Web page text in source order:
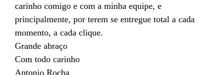
carinho comigo e com a minha equipe, e
principalmente, por terem se entregue total a cada
momento, a cada clique.
Grande abraço
Com todo carinho
Antonio Rocha